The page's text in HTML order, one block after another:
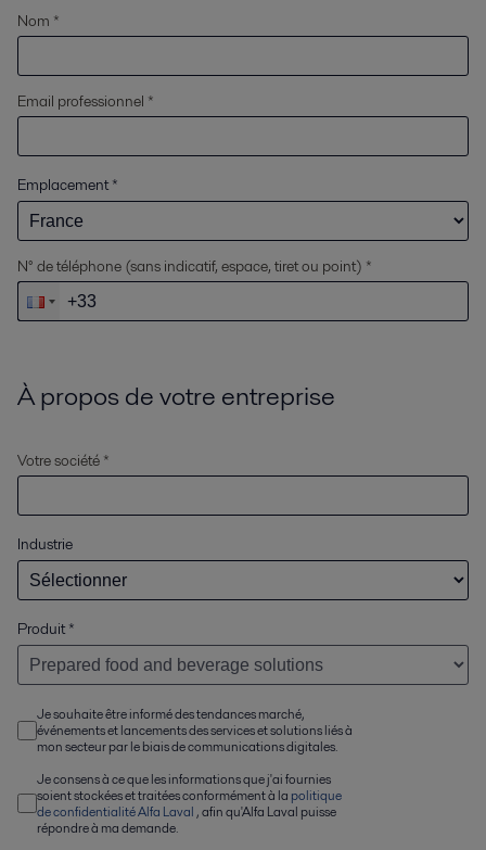
Nom *
Email professionnel *
Emplacement*
N° de téléphone (sans indicatif, espace, tiret ou point) *
À propos de votre entreprise
Votre société *
Industrie
Produit*
Je souhaite être informé des tendances marché,
événements et lancements des services et solutions liés à
mon secteur par le biais de communications digitales.
Je consens à ce que les informations que j'ai fournies
soient stockées et traitées conformément à la politique
de confidentialité Alfa Laval , afin qu'Alfa Laval puisse
répondre à ma demande.